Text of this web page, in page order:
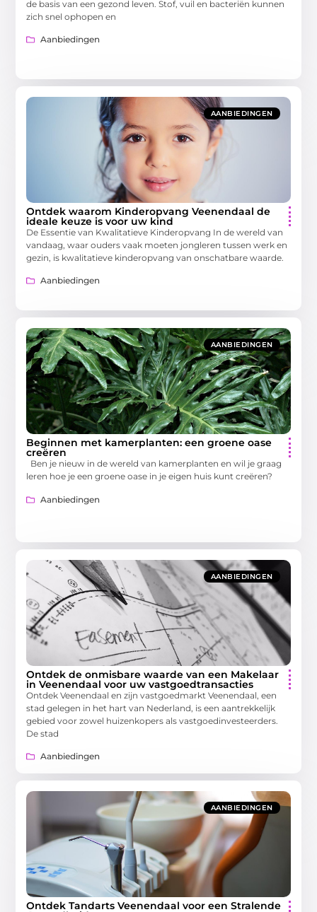
de basis van een gezond leven. Stof, vuil en bacteriën kunnen
zich snel ophopen en
Aanbiedingen
AANBIEDINGEN
Ontdek waarom Kinderopvang Veenendaal de
ideale keuze is voor uw kind
De Essentie van Kwalitatieve Kinderopvang In de wereld van
vandaag, waar ouders vaak moeten jongleren tussen werk en
gezin, is kwalitatieve kinderopvang van onschatbare waarde.
Aanbiedingen
AANBIEDINGEN
Beginnen met kamerplanten: een groene oase
creëren
Ben je nieuw in de wereld van kamerplanten en wil je graag
leren hoe je een groene oase in je eigen huis kunt creëren?
Aanbiedingen
AANBIEDINGEN
Ontdek de onmisbare waarde van een Makelaar
in Veenendaal voor uw vastgoedtransacties
Ontdek Veenendaal en zijn vastgoedmarkt Veenendaal, een
stad gelegen in het hart van Nederland, is een aantrekkelijk
gebied voor zowel huizenkopers als vastgoedinvesteerders.
De stad
Aanbiedingen
AANBIEDINGEN
Ontdek Tandarts Veenendaal voor een Stralende